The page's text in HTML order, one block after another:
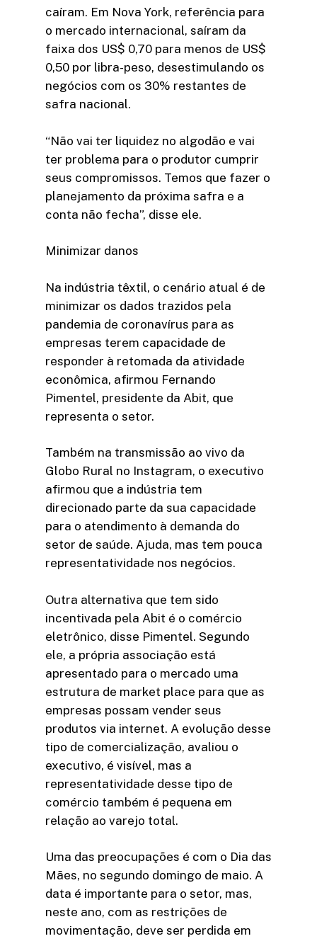
caíram. Em Nova York, referência para
o mercado internacional, saíram da
faixa dos US$ 0,70 para menos de US$
0,50 por libra-peso, desestimulando os
negócios com os 30% restantes de
safra nacional.
“Não vai ter liquidez no algodão e vai
ter problema para o produtor cumprir
seus compromissos. Temos que fazer o
planejamento da próxima safra e a
conta não fecha”, disse ele.
Minimizar danos
Na indústria têxtil, o cenário atual é de
minimizar os dados trazidos pela
pandemia de coronavírus para as
empresas terem capacidade de
responder à retomada da atividade
econômica, afirmou Fernando
Pimentel, presidente da Abit, que
representa o setor.
Também na transmissão ao vivo da
Globo Rural no Instagram, o executivo
afirmou que a indústria tem
direcionado parte da sua capacidade
para o atendimento à demanda do
setor de saúde. Ajuda, mas tem pouca
representatividade nos negócios.
Outra alternativa que tem sido
incentivada pela Abit é o comércio
eletrônico, disse Pimentel. Segundo
ele, a própria associação está
apresentado para o mercado uma
estrutura de market place para que as
empresas possam vender seus
produtos via internet. A evolução desse
tipo de comercialização, avaliou o
executivo, é visível, mas a
representatividade desse tipo de
comércio também é pequena em
relação ao varejo total.
Uma das preocupações é com o Dia das
Mães, no segundo domingo de maio. A
data é importante para o setor, mas,
neste ano, com as restrições de
movimentação, deve ser perdida em